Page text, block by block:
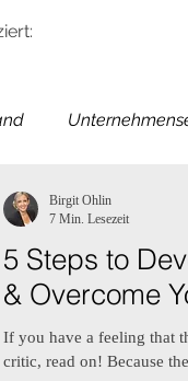
5 Steps to
& Overcome
If you have a feeling that
critic, read on! Because
Birgit Ohlin
7 Min. Lesezeit